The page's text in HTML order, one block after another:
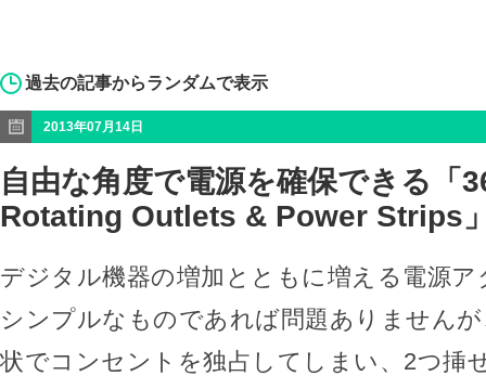
過去の記事からランダムで表示
2013年07月14日
自由な角度で電源を確保できる「
Rotating Outlets & Power Strips
デジタル機器の増加とともに増える電源ア
シンプルなものであれば問題ありません
状でコンセントを独占してしまい、2つ挿